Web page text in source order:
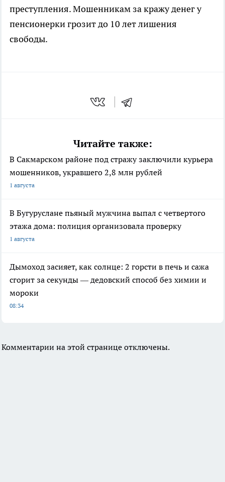
преступления. Мошенникам за кражу денег у
пенсионерки грозит до 10 лет лишения
свободы.
Читайте также:
В Сакмарском районе под стражу заключили курьера
мошенников, укравшего 2,8 млн рублей
1 августа
В Бугуруслане пьяный мужчина выпал с четвертого
этажа дома: полиция организовала проверку
1 августа
Дымоход засияет, как солнце: 2 горсти в печь и сажа
сгорит за секунды — дедовский способ без химии и
мороки
08:34
Комментарии на этой странице отключены.